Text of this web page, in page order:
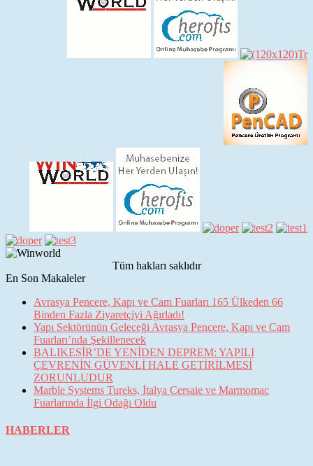
Tüm hakları saklıdır
En Son Makaleler
Avrasya Pencere, Kapı ve Cam Fuarları 165 Ülkeden 66
Binden Fazla Ziyaretçiyi Ağırladı!
Yapı Sektörünün Geleceği Avrasya Pencere, Kapı ve Cam
Fuarları’nda Şekillenecek
BALIKESİR’DE YENİDEN DEPREM: YAPILI
ÇEVRENİN GÜVENLİ HALE GETİRİLMESİ
ZORUNLUDUR
Marble Systems Tureks, İtalya Cersaie ve Marmomac
Fuarlarında İlgi Odağı Oldu
HABERLER